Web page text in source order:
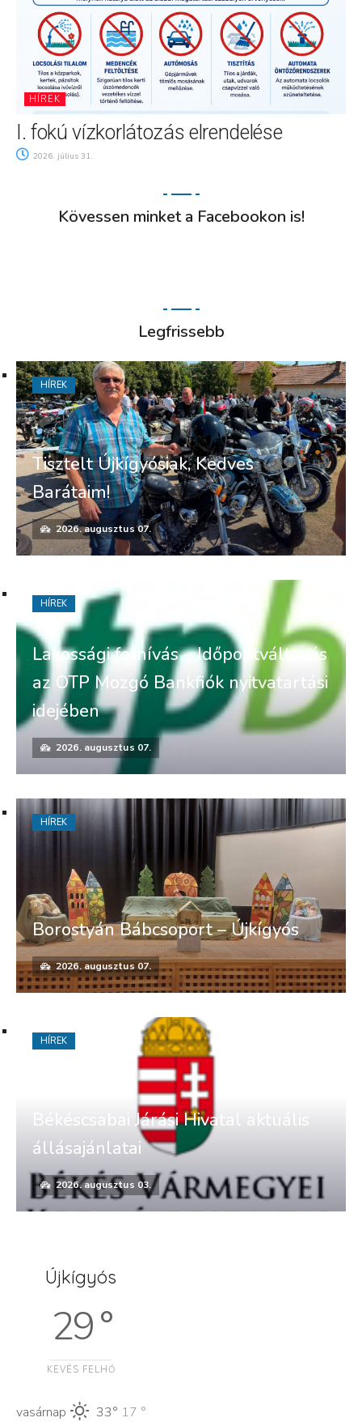
HÍREK
I. fokú vízkorlátozás elrendelése
2026. július 31.
Kövessen minket a Facebookon is!
Legfrissebb
Tisztelt Újkígyósiak, Kedves
Barátaim!
2026. augusztus 07.
HÍREK
Lakossági felhívás – Időpontváltozás
az OTP Mozgó Bankfiók nyitvatartási
idejében
2026. augusztus 07.
HÍREK
Borostyán Bábcsoport – Újkígyós
2026. augusztus 07.
HÍREK
Békéscsabai Járási Hivatal aktuális
állásajánlatai
2026. augusztus 03.
HÍREK
Újkígyós
29 °
KEVÉS FELHŐ
vasárnap 33° 17 °